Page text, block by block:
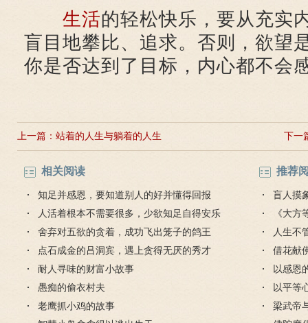
生活的轻松快乐，要从充实
盲目地攀比、追求。否则，欲望
你是否达到了目标，内心都不会
上一篇： 站着的人生与躺着的人生 下一
相关阅读
知足并感恩，要知道别人的好并懂得回报
人活着根本不需要很多，少欲知足自得安乐
舍弃对五欲的贪着，成功飞出笼子的鸽王
点石成金的吕洞宾，遇上贪得无厌的秀才
耐人寻味的财富小故事
愚痴的偷衣村夫
老鹰抓小鸡的故事
推荐
盲人摸
《大
人生不
对待
借花献
灯佛
以感恩
以平等
梁武帝